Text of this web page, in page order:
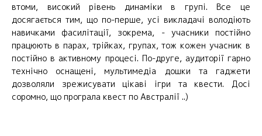
втоми, високий рівень динаміки в групі. Все це
досягається тим, що по-перше, усі викладачі володіють
навичками фасилітації, зокрема, - учасники постійно
працюють в парах, трійках, групах, тож кожен учасник в
постійно в активному процесі. По-друге, аудиторії гарно
технічно оснащені, мультимедіа дошки та гаджети
дозволяли зрежисувати цікаві ігри та квести. Досі
соромно, що програла квест по Австралії ..)